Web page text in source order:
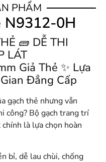
PHẨM
N9312-0H
🧱 DỄ THI
LÁT
Giả Thẻ ✨ Lựa
Đẳng Cấp
gạch thẻ nhưng vẫn
công? Bộ gạch trang trí
là lựa chọn hoàn
bỉ, dễ lau chùi, chống